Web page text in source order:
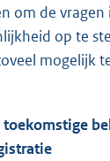
om de
op te
mogelijk
toekomstige